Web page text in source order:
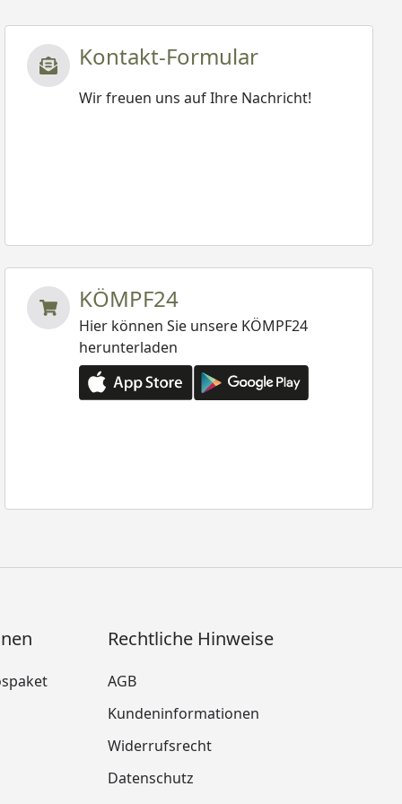
Kontakt-Formular
Wir freuen uns auf Ihre Nachricht!
KÖMPF24
Hier können Sie unsere KÖMPF24
herunterladen
Rechtliche Hinweise
AGB
Kundeninformationen
Widerrufsrecht
Datenschutz